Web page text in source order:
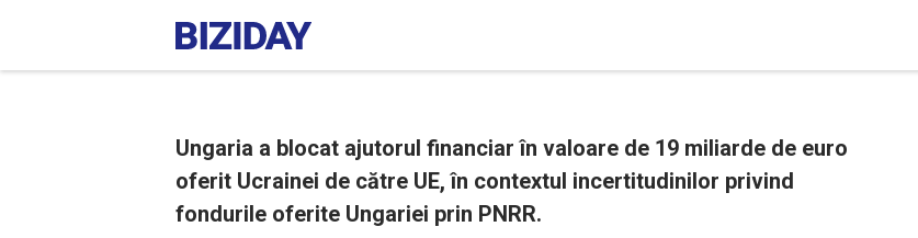
Ungaria a blocat ajutorul financiar în valoare de 19 miliarde de euro
oferit Ucrainei de către UE, în contextul incertitudinilor privind
fondurile oferite Ungariei prin PNRR.